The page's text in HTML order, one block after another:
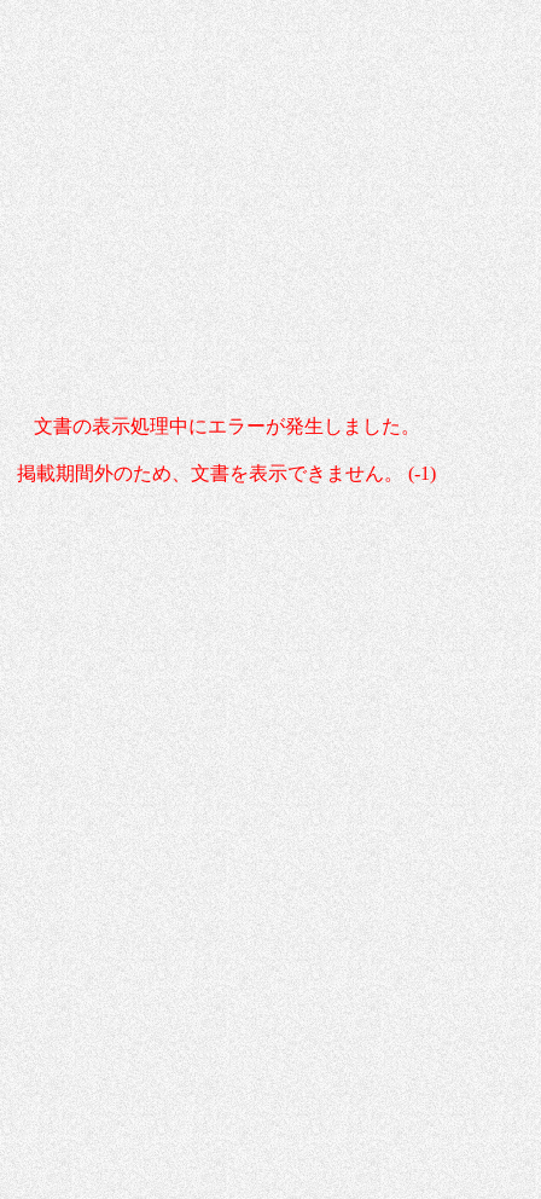
文書の表示処理中にエラーが発生しました。
掲載期間外のため、文書を表示できません。 (-1)